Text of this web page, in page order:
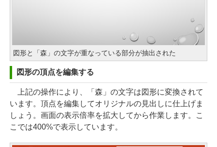
図形と「森」の文字が重なっている部分が抽出された
図形の頂点を編集する
上記の操作により、「森」の文字は図形に変換されて
います。頂点を編集してオリジナルの見出しに仕上げま
しょう。画面の表示倍率を拡大してから作業します。こ
こでは400%で表示しています。